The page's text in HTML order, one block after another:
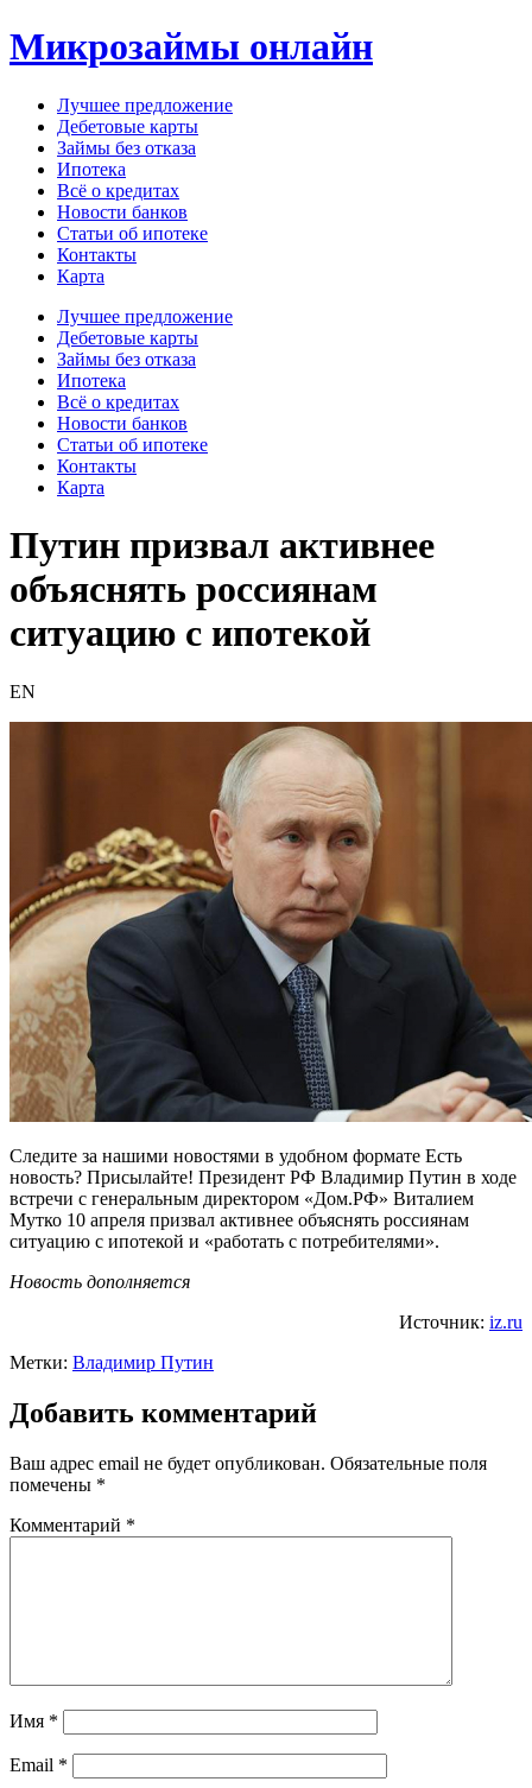
Перейти
к
Микрозаймы онлайн
Лучшее предложение
Дебетовые карты
Займы без отказа
Ипотека
Всё о кредитах
Новости банков
Статьи об ипотеке
Контакты
Карта
Меню Лучшее предложение
Дебетовые карты
Займы без отказа
Ипотека
Всё о кредитах
Новости банков
Статьи об ипотеке
Контакты
Карта
Путин призвал активнее
объяснять россиянам
ситуацию с ипотекой
EN
Следите за нашими новостями в удобном формате Есть
новость? Присылайте! Президент РФ Владимир Путин в ходе
встречи с генеральным директором «Дом.РФ» Виталием
Мутко 10 апреля призвал активнее объяснять россиянам
ситуацию с ипотекой и «работать с потребителями».
Новость дополняется
Источник: iz.ru
Метки: Владимир Путин
Добавить комментарий
Ваш адрес email не будет опубликован. Обязательные поля
помечены *
Комментарий *
Имя *
Email *